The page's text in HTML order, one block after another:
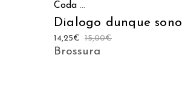
Coda ...
Dialogo dunque sono
15,00€
14,25€
Brossura